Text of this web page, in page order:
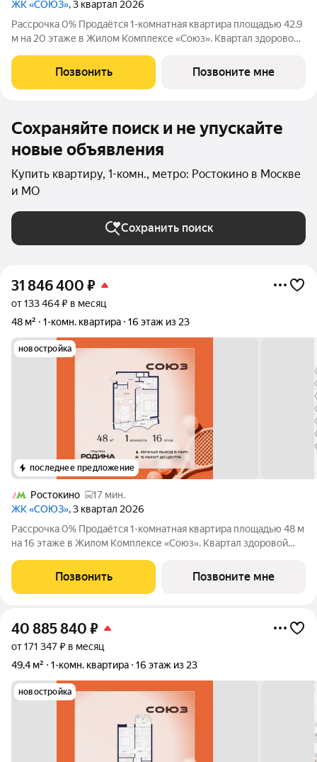
ЖК «СОЮЗ», 3 квартал 2026
Рассрочка 0% Продаётся 1-комнатная квартира площадью 42.9
м на 20 этаже в Жилом Комплексе «Союз». Квартал здоровой
олимпийских видов спорта: - Ледовая арена для хоккея и
фигурного катания, - Футбольные
Позвонить Позвоните мне
Сохраняйте поиск и не упускайте
новые объявления
Купить квартиру, 1-комн., метро: Ростокино в Москве
и МО
Сохранить поиск
31 846 400 ₽
от 133 464 ₽ в месяц
48 м²
1-комн. квартира 16 этаж из 23
новостройка
последнее предложение
Ростокино
17 мин.
ЖК «СОЮЗ», 3 квартал 2026
Рассрочка 0% Продаётся 1-комнатная квартира площадью 48 м
на 16 этаже в Жилом Комплексе «Союз». Квартал здоровой
олимпийских видов спорта: - Ледовая арена для хоккея и
фигурного катания, - Футбольные поля
Позвонить Позвоните мне
40 885 840 ₽
от 171 347 ₽ в месяц
49,4 м²
1-комн. квартира 16 этаж из 23
новостройка